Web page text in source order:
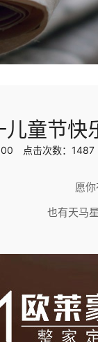
儿童节快
点击次数：1487
愿
也有天马